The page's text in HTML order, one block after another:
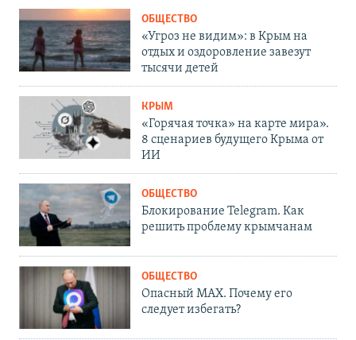
ОБЩЕСТВО
«Угроз не видим»: в Крым на
отдых и оздоровление завезут
тысячи детей
КРЫМ
«Горячая точка» на карте мира».
8 сценариев будущего Крыма от
ИИ
ОБЩЕСТВО
Блокирование Telegram. Как
решить проблему крымчанам
ОБЩЕСТВО
Опасный MAX. Почему его
следует избегать?